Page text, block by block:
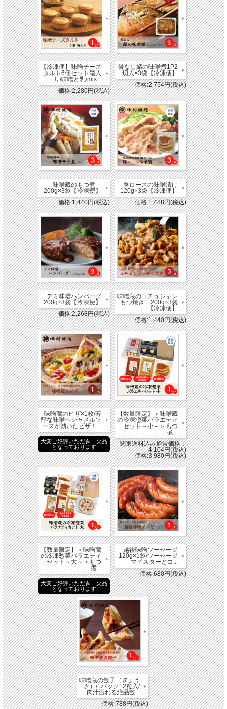
【冷凍便】味噌チーズ
タルト6個セット箱入
り/味噌と乳/mis...
価格:2,280円(税込)
骨なし鯖の味噌煮1P2
切入×3袋【冷凍便】
価格:2,754円(税込)
味噌蔵のもつ煮
200g×3袋【冷凍便】
価格:1,440円(税込)
豚ロースの味噌漬け
120g×3袋【冷凍便】
価格:1,488円(税込)
デミ味噌ハンバーグ
200g×3袋【冷凍便】
価格:2,268円(税込)
味噌蔵のコチュジャン
もつ焼き 200g×3袋
【冷凍便】
価格:1,440円(税込)
味噌蔵のピザ×1枚/芳
醇な味噌ベシャメルソ
ースが効いたピザ！...
大変ご好評いただき、欠品
となっております
【数量限定】＜味噌蔵
の冷凍惣菜バラエティ
セット～小～＞もつ
煮...
関東送料込み通常価格：
4,104円(税込)
価格:3,980円(税込)
【数量限定】＜味噌蔵
の冷凍惣菜バラエティ
セット～大～＞もつ
煮...
大変ご好評いただき、欠品
となっております
越後味噌ソーセージ
120g×1袋/ソーセージ
マイスターとコ...
価格:680円(税込)
味噌蔵の餃子（ぎょう
ざ）/1パック12粒入/
肉汁溢れる絶品餃...
価格:788円(税込)